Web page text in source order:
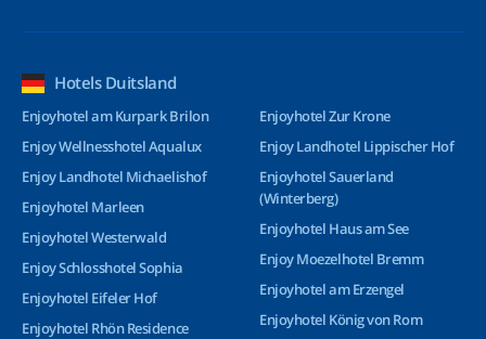
Hotels Duitsland
Enjoyhotel am Kurpark Brilon
Enjoy Wellnesshotel Aqualux
Enjoy Landhotel Michaelishof
Enjoyhotel Marleen
Enjoyhotel Westerwald
Enjoy Schlosshotel Sophia
Enjoyhotel Eifeler Hof
Enjoyhotel Rhön Residence
Enjoyhotel Zur Krone
Enjoy Landhotel Lippischer Hof
Enjoyhotel Sauerland
(Winterberg)
Enjoyhotel Haus am See
Enjoy Moezelhotel Bremm
Enjoyhotel am Erzengel
Enjoyhotel König von Rom